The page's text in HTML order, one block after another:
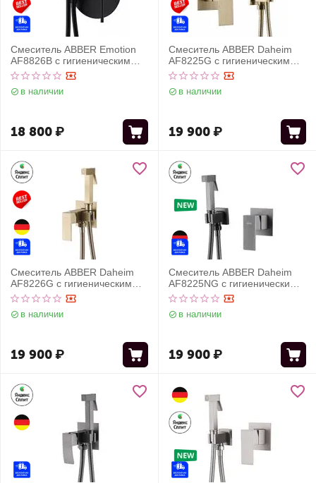
Смеситель ABBER Emotion
AF8826B с гигиеническим
душем, черный матовый
в наличии
18 800₽
Смеситель ABBER Daheim
AF8225G с гигиеническим
душем, золото матовое
в наличии
19 900₽
Смеситель ABBER Daheim
AF8226G с гигиеническим
душем, золото матовое
в наличии
19 900₽
Смеситель ABBER Daheim
AF8225NG с гигиеническим
душем, оружейная сталь
в наличии
19 900₽